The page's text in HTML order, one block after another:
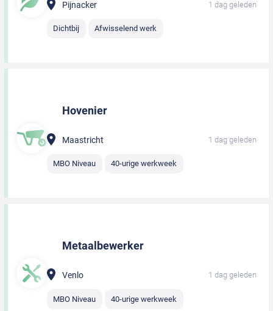
Pijnacker 1 dag geleden
Dichtbij Afwisselend werk
Hovenier
Maastricht 1 dag geleden
MBO Niveau 40-urige werkweek
Metaalbewerker
Venlo 1 dag geleden
MBO Niveau 40-urige werkweek